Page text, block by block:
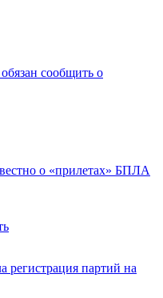
сообщить о
о «прилетах» БПЛА
регистрация партий на